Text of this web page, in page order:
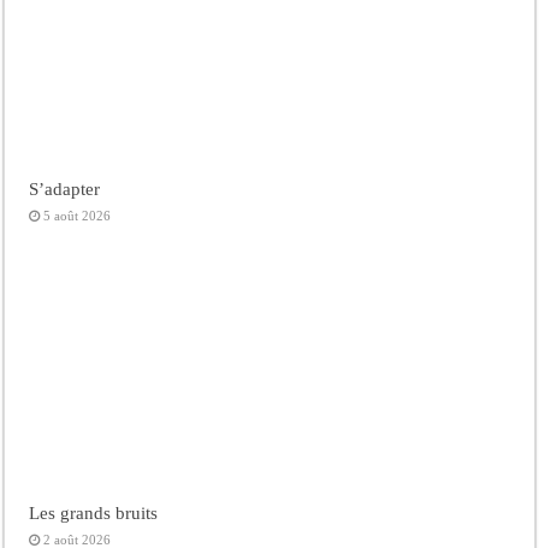
S’adapter
5 août 2026
Les grands bruits
2 août 2026